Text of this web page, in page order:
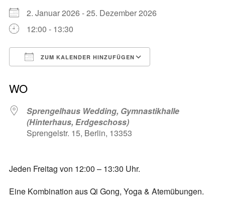
2. Januar 2026 - 25. Dezember 2026
12:00 - 13:30
ZUM KALENDER HINZUFÜGEN
WO
Sprengelhaus Wedding, Gymnastikhalle
(Hinterhaus, Erdgeschoss)
Sprengelstr. 15, Berlin, 13353
Jeden Freitag von 12:00 – 13:30 Uhr.
Eine Kombination aus Qi Gong, Yoga & Atemübungen.